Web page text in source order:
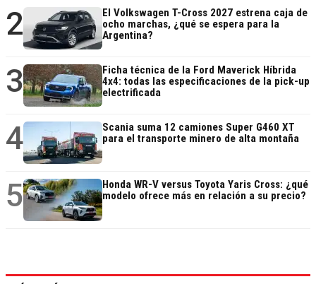
2
El Volkswagen T-Cross 2027 estrena caja de
ocho marchas, ¿qué se espera para la
Argentina?
3
Ficha técnica de la Ford Maverick Híbrida
4x4: todas las especificaciones de la pick-up
electrificada
4
Scania suma 12 camiones Super G460 XT
para el transporte minero de alta montaña
5
Honda WR-V versus Toyota Yaris Cross: ¿qué
modelo ofrece más en relación a su precio?